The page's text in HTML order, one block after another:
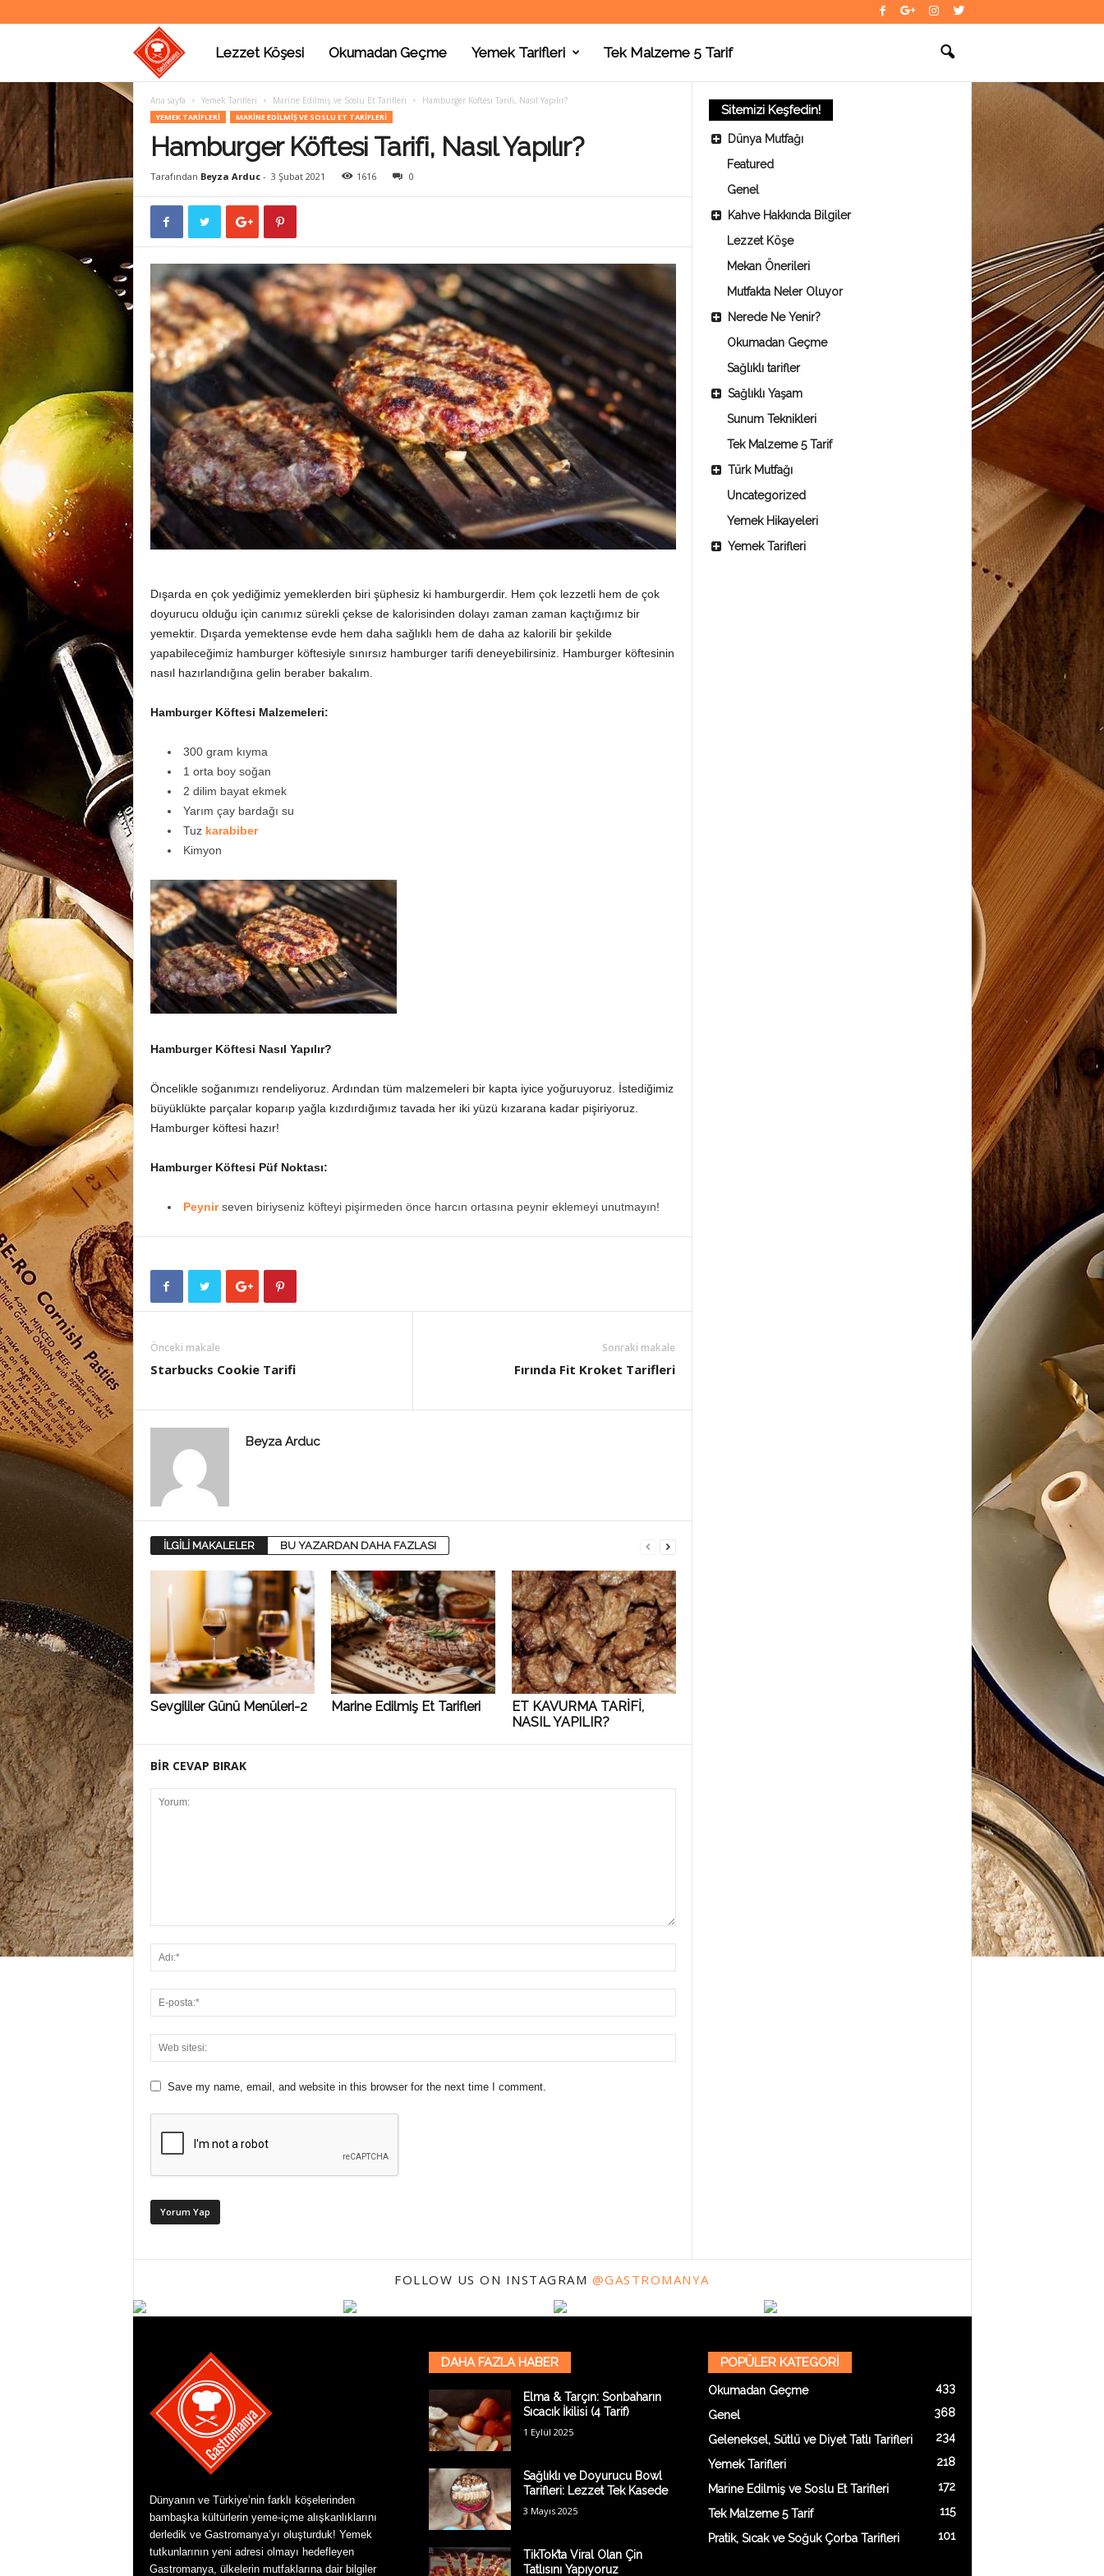
a
t
r
o
a
n
a
Lezzet Köşesi Okumadan Geçme Yemek Tarifleri Tek Malzeme 5 Tarif
Ana sayfa Yemek Tarifleri Marine Edilmiş ve Soslu Et Tarifleri Hamburger Köftesi Tarifi, Nasıl Yapılır?
YEMEK TARIFLERI MARINE EDILMIŞ VE SOSLU ET TARIFLERI
Hamburger Köftesi Tarifi, Nasıl Yapılır?
Tarafından Beyza Arduc- 3 Şubat 2021 1616 0
Dışarda en çok yediğimiz yemeklerden biri şüphesiz ki hamburgerdir. Hem çok lezzetli hem de çok
doyurucu olduğu için canımız sürekli çekse de kalorisinden dolayı zaman zaman kaçtığımız bir
yemektir. Dışarda yemektense evde hem daha sağlıklı hem de daha az kalorili bir şekilde
yapabileceğimiz hamburger köftesiyle sınırsız hamburger tarifi deneyebilirsiniz. Hamburger köftesinin
nasıl hazırlandığına gelin beraber bakalım.
Hamburger Köftesi Malzemeleri:
300 gram kıyma
1 orta boy soğan
2 dilim bayat ekmek
Yarım çay bardağı su
Tuz karabiber
Kimyon
Hamburger Köftesi Nasıl Yapılır?
Öncelikle soğanımızı rendeliyoruz. Ardından tüm malzemeleri bir kapta iyice yoğuruyoruz. İstediğimiz
büyüklükte parçalar koparıp yağla kızdırdığımız tavada her iki yüzü kızarana kadar pişiriyoruz.
Hamburger köftesi hazır!
Hamburger Köftesi Püf Noktası:
Peynirseven biriyseniz köfteyi pişirmeden önce harcın ortasına peynir eklemeyi unutmayın!
Önceki makale
Starbucks Cookie Tarifi
Sonraki makale
Fırında Fit Kroket Tarifleri
Beyza Arduc
İLGİLİ MAKALELER BU YAZARDAN DAHA FAZLASI
Sevgililer Günü Menüleri-2 Marine Edilmiş Et Tarifleri
ET KAVURMA TARİFİ,
NASIL YAPILIR?
BİR CEVAP BIRAK
Save my name, email, and website in this browser for the next time I comment.
Sitemizi Keşfedin!
Dünya Mutfağı
Featured
Genel
Kahve Hakkında Bilgiler
Lezzet Köşe
Mekan Önerileri
Mutfakta Neler Oluyor
Nerede Ne Yenir?
Okumadan Geçme
Sağlıklı tarifler
Sağlıklı Yaşam
Sunum Teknikleri
Tek Malzeme 5 Tarif
Türk Mutfağı
Uncategorized
Yemek Hikayeleri
Yemek Tarifleri
FOLLOW US ON INSTAGRAM @GASTROMANYA
Dünyanın ve Türkiye’nin farklı köşelerinden
bambaşka kültürlerin yeme-içme alışkanlıklarını
derledik ve Gastromanya’yı oluşturduk! Yemek
tutkunlarının yeni adresi olmayı hedefleyen
Gastromanya, ülkelerin mutfaklarına dair bilgiler
DAHA FAZLA HABER
Elma & Tarçın: Sonbaharın
Sıcacık İkilisi (4 Tarif)
1 Eylül 2025
Sağlıklı ve Doyurucu Bowl
Tarifleri: Lezzet Tek Kasede
3 Mayıs 2025
TikTok’ta Viral Olan Çin
Tatlısını Yapıyoruz
POPÜLER KATEGORİ
Okumadan Geçme 433
Genel 368
Geleneksel, Sütlü ve Diyet Tatlı Tarifleri 234
Yemek Tarifleri 218
Marine Edilmiş ve Soslu Et Tarifleri 172
Tek Malzeme 5 Tarif 115
Pratik, Sıcak ve Soğuk Çorba Tarifleri 101